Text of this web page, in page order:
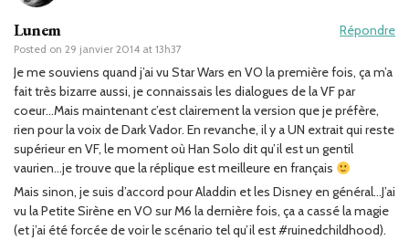
Lunem
Posted on 29 janvier 2014 at 13h37
Répondre
Je me souviens quand j’ai vu Star Wars en VO la première fois, ça m’a
fait très bizarre aussi, je connaissais les dialogues de la VF par
coeur…Mais maintenant c’est clairement la version que je préfère,
rien pour la voix de Dark Vador. En revanche, il y a UN extrait qui reste
supérieur en VF, le moment où Han Solo dit qu’il est un gentil
vaurien…je trouve que la réplique est meilleure en français
Mais sinon, je suis d’accord pour Aladdin et les Disney en général…J’ai
vu la Petite Sirène en VO sur M6 la dernière fois, ça a cassé la magie
(et j’ai été forcée de voir le scénario tel qu’il est #ruinedchildhood).